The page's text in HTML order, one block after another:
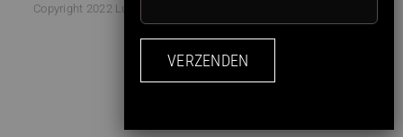
Copyright 2022 Luxury Gardens Magazine | All Rights Reserved |
Facebook
Instagram